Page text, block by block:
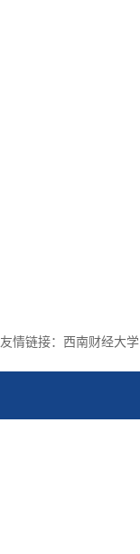
友情链接： 西南财经大学